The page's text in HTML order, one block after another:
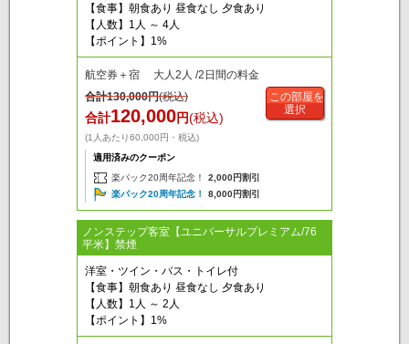
【食事】朝食あり 昼食なし 夕食あり
【人数】1人 ～ 4人
【ポイント】1%
航空券＋宿 大人2人 /2日間の料金
合計130,000円(税込)
合計120,000円(税込)
(1人あたり60,000円・税込)
適用済みのクーポン
楽パック20周年記念！
2,000円割引
楽パック20周年記念！
8,000円割引
この部屋を
選択
ノンステップ客室【ユニバーサルプレミアム/76
平米】禁煙
洋室・ツイン・バス・トイレ付
【食事】朝食あり 昼食なし 夕食あり
【人数】1人 ～ 2人
【ポイント】1%